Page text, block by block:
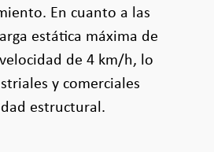
En cuanto a las
estática máxima de
de 4 km/h, lo
y comerciales
estructural.